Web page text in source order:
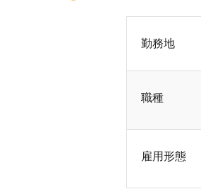
勤務地
職種
雇用形態